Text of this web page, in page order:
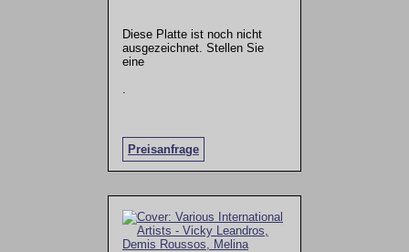
Diese Platte ist noch nicht
ausgezeichnet. Stellen Sie
eine
Preisanfrage